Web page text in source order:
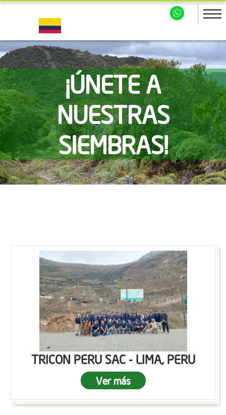
¡ÚNETE A
NUESTRAS
SIEMBRAS!
TRICON PERU SAC - LIMA, PERU
Ver más